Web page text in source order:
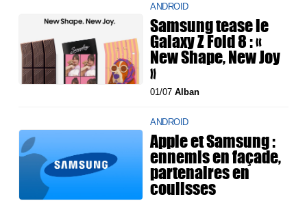
ANDROID
Samsung tease le
Galaxy Z Fold 8 : «
New Shape, New Joy
»
01/07Alban
ANDROID
Apple et Samsung :
ennemis en façade,
partenaires en
coulisses